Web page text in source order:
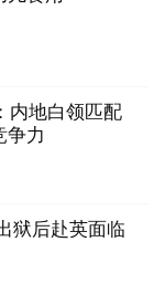
河北省
海南省
书画频道
内地白领匹配
争力
狱后赴英面临